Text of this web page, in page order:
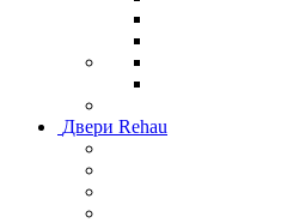
Двери Rehau